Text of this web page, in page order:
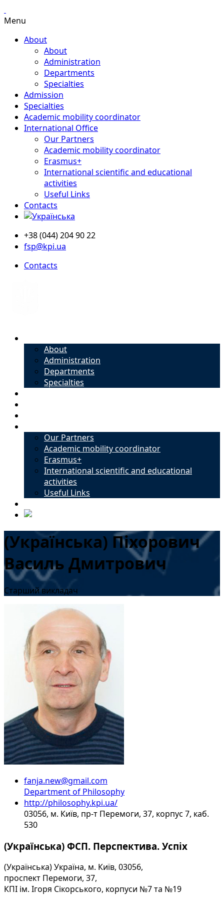
Menu
About
About
Administration
Departments
Specialties
Admission
Specialties
Academic mobility coordinator
International Office
Our Partners
Academic mobility coordinator
Erasmus+
International scientific and educational
activities
Useful Links
Contacts
+38 (044) 204 90 22
fsp@kpi.ua
Contacts
About
Administration
Departments
Specialties
Our Partners
Academic mobility coordinator
Erasmus+
International scientific and educational
activities
Useful Links
(Українська) Піхорович
Василь Дмитрович
Старший викладач
fanja.new@gmail.com
Department of Philosophy
http://philosophy.kpi.ua/
03056, м. Київ, пр-т Перемоги, 37, корпус 7, каб.
530
(Українська) ФСП. Перспектива. Успіх
(Українська) Україна, м. Київ, 03056,
проспект Перемоги, 37,
КПІ ім. Ігоря Сікорського, корпуси №7 та №19